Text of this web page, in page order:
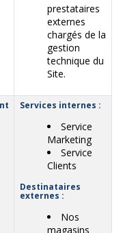
prestataires
externes
chargés de la
gestion
technique du
Site.
Services internes :
Service
Marketing
Service
Clients
Destinataires
externes :
Nos
magasins